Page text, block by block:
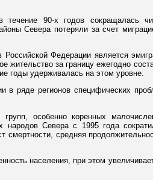
течение 90-х годов сокращалась
Севера потеряли за счет
Федерации является
за границу ежегодно
годы удерживалась на этом уровне.
в ряде регионов специфических
особенно коренных
Севера с 1995 года
смертности, средняя
населения, при этом